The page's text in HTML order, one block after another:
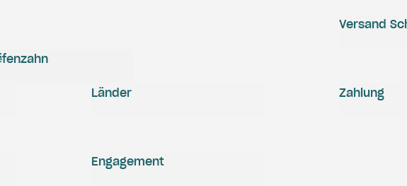
Versand
Zahlung
Engagement
Länder